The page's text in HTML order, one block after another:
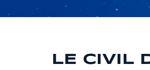
LE CIVIL